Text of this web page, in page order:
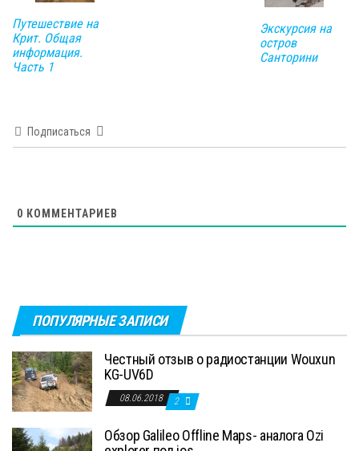
Путешествие на
Крит. Общая
информация.
Часть 1
Экскурсия на
остров
Санторини
Подписаться
0 КОММЕНТАРИЕВ
ПОПУЛЯРНЫЕ ЗАПИСИ
Честный отзыв о радиостанции Wouxun
KG-UV6D
08.06.2018 2
Обзор Galileo Offline Maps- аналога Ozi